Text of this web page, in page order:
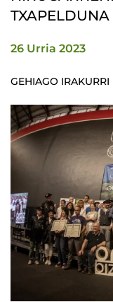
TXAPELDUNA
26 Urria 2023
GEHIAGO IRAKURRI